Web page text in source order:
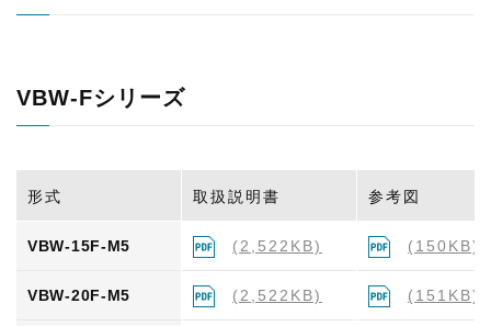
VBW-Fシリーズ
形式 取扱説明書 参考図
VBW-15F-M5 (2,522KB) (150KB)
VBW-20F-M5 (2,522KB) (151KB)